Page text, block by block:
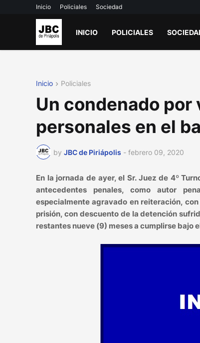
Inicio Policiales Sociedad
INICIO POLICIALES
Inicio Policiales
Un condenado
personales en el
by JBC de Piriápolis - febrero 09, 2020
En la jornada de ayer, el Sr. Juez de 4º
antecedentes penales, como autor
especialmente agravado en reiteración,
prisión, con descuento de la detención
restantes nueve (9) meses a cumplirse bajo